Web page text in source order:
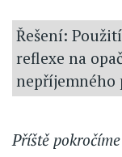
Řešení:
reflexe na
nepříjemného
Příště